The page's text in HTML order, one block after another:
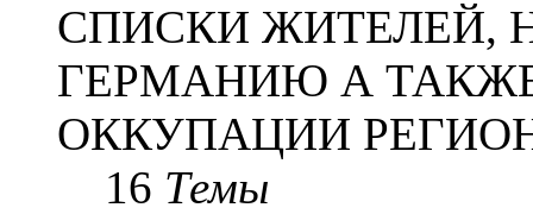
СПИСКИ ЖИТЕЛЕЙ,
ГЕРМАНИЮ А
ОККУПАЦИИ
16 Темы